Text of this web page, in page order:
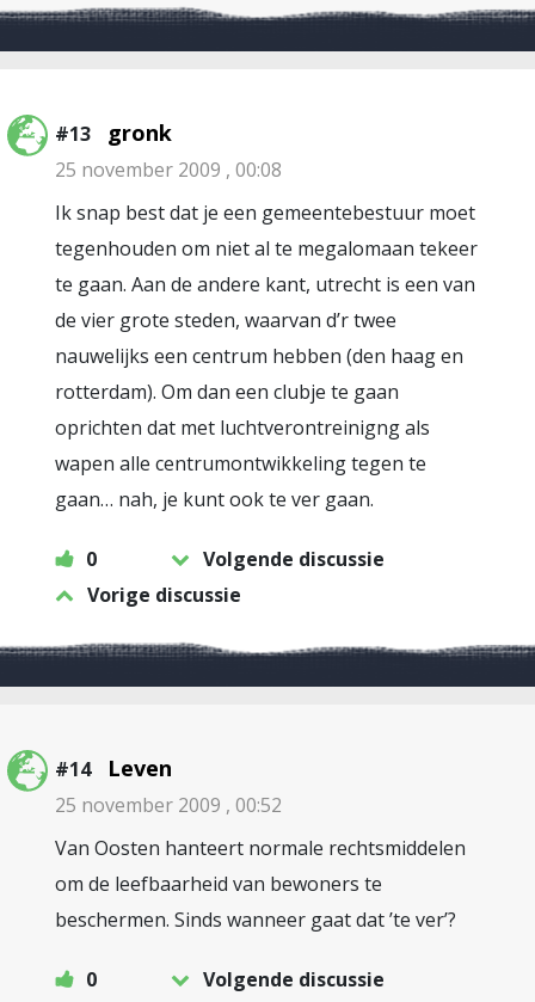
#13 gronk
25 november 2009 , 00:08
Ik snap best dat je een gemeentebestuur moet
tegenhouden om niet al te megalomaan tekeer
te gaan. Aan de andere kant, utrecht is een van
de vier grote steden, waarvan d’r twee
nauwelijks een centrum hebben (den haag en
rotterdam). Om dan een clubje te gaan
oprichten dat met luchtverontreinigng als
wapen alle centrumontwikkeling tegen te
gaan… nah, je kunt ook te ver gaan.
0
Volgende discussie
Vorige discussie
#14 Leven
25 november 2009 , 00:52
Van Oosten hanteert normale rechtsmiddelen
om de leefbaarheid van bewoners te
beschermen. Sinds wanneer gaat dat ’te ver’?
0 Volgende discussie